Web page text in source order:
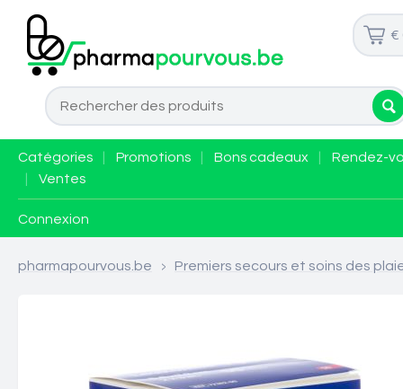
€
Catégories Promotions Bons cadeaux
Rendez-
Ventes
Connexion
pharmapourvous.be > Premiers secours et soins des